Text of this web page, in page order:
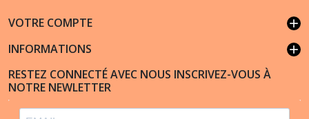
VOTRE COMPTE add
INFORMATIONS add
RESTEZ CONNECTÉ AVEC NOUS INSCRIVEZ-VOUS À
NOTRE NEWLETTER